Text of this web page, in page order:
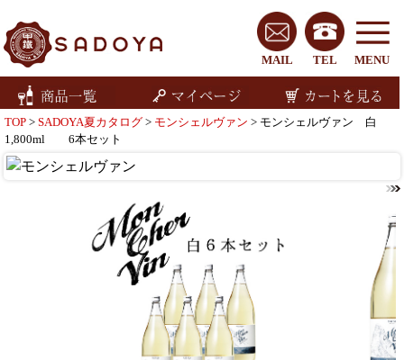
MENU
TEL
MAIL
TOP > SADOYA夏カタログ > モンシェルヴァン > モンシェルヴァン 白
1,800ml 6本セット